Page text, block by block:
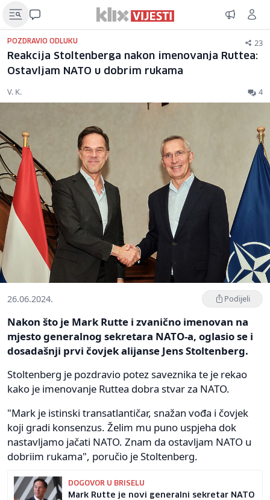
POZDRAVIO ODLUKU 23
Reakcija Stoltenberga nakon imenovanja Ruttea:
Ostavljam NATO u dobrim rukama
V. K. 4
26.06.2024. Podijeli
Nakon što je Mark Rutte i zvanično imenovan na
mjesto generalnog sekretara NATO-a, oglasio se i
dosadašnji prvi čovjek alijanse Jens Stoltenberg.
Stoltenberg je pozdravio potez saveznika te je rekao
kako je imenovanje Ruttea dobra stvar za NATO.
"Mark je istinski transatlantičar, snažan vođa i čovjek
koji gradi konsenzus. Želim mu puno uspjeha dok
nastavljamo jačati NATO. Znam da ostavljam NATO u
dobriim rukama", poručio je Stoltenberg.
DOGOVOR U BRISELU
Mark Rutte je novi generalni sekretar NATO